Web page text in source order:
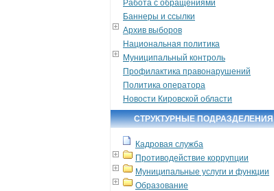
Работа с обращениями
Баннеры и ссылки
Архив выборов
Национальная политика
Муниципальный контроль
Профилактика правонарушений
Политика оператора
Новости Кировской области
СТРУКТУРНЫЕ ПОДРАЗДЕЛЕНИЯ
Кадровая служба
Противодействие коррупции
Муниципальные услуги и функции
Образование